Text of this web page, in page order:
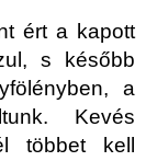
ért a kapott
s később
a
Kevés
többet kell